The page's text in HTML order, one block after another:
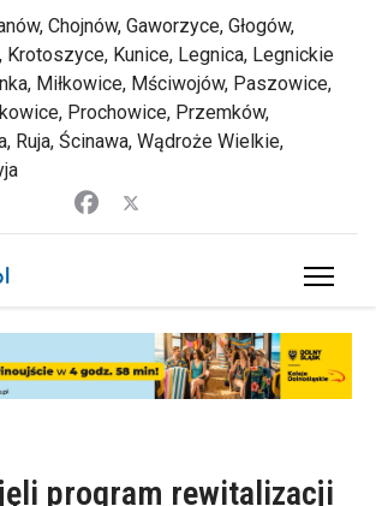
Chojnów, Gaworzyce, Głogów,
Krotoszyce, Kunice, Legnica, Legnickie
Miłkowice, Mściwojów, Paszowice,
Prochowice, Przemków,
Ruja, Ścinawa, Wądroże Wielkie,
program rewitalizacji